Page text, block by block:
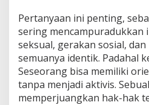
Pertanyaan ini penting,
sering mencampuradukkan
seksual, gerakan sosial,
semuanya identik. Padahal
Seseorang bisa memiliki
tanpa menjadi aktivis.
memperjuangkan hak-hak